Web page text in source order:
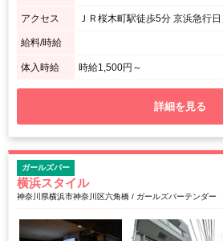
アクセス
給料/時給
体入時給 時給1,500円～
詳細を見る
ガールズバー
横浜スタイル
神奈川県横浜市神奈川区六角橋 / ガールズバーテンダー